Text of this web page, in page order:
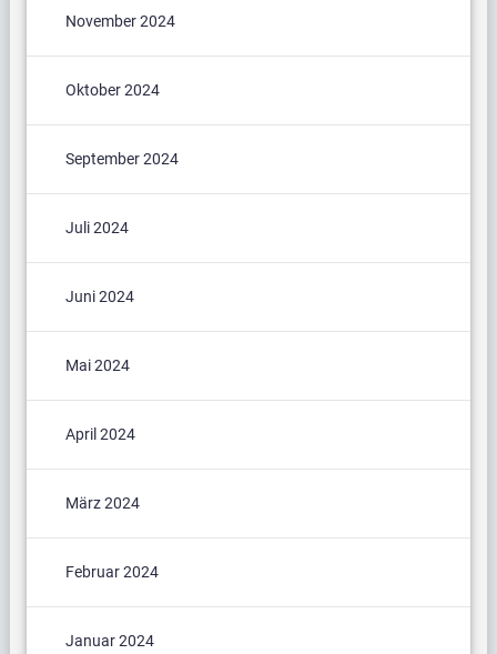
November 2024
Oktober 2024
September 2024
Juli 2024
Juni 2024
Mai 2024
April 2024
März 2024
Februar 2024
Januar 2024